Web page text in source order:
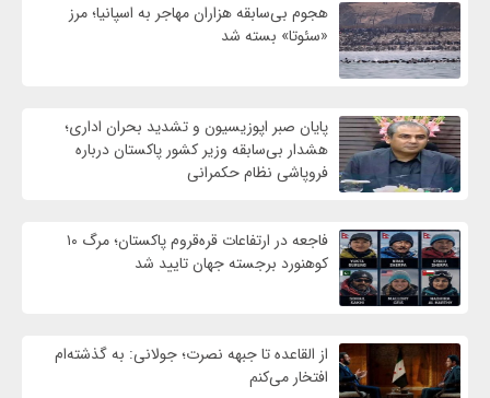
هجوم بی‌سابقه هزاران مهاجر به اسپانیا؛ مرز
«سئوتا» بسته شد
پایان صبر اپوزیسیون و تشدید بحران اداری؛
هشدار بی‌سابقه وزیر کشور پاکستان درباره
فروپاشی نظام حکمرانی
فاجعه در ارتفاعات قره‌قروم پاکستان؛ مرگ ۱۰
کوهنورد برجسته جهان تایید شد
از القاعده تا جبهه نصرت؛ جولانی: به گذشته‌ام
افتخار می‌کنم